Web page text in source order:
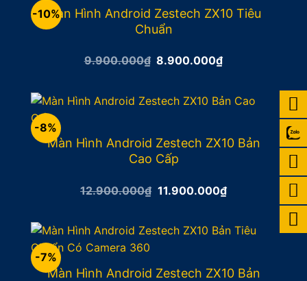
-10%Màn Hình Android Zestech ZX10 Tiêu
Chuẩn
9.900.000₫ Giá
9.900.000₫.
8.900.000₫Giá
là:
8.900.000₫.
-8%
Màn Hình Android Zestech ZX10 Bản
Cao Cấp
12.900.000₫ Giá
12.900.000₫.
11.900.000₫Giá
hiện
11.900.000₫.
-7%
Màn Hình Android Zestech ZX10 Bản